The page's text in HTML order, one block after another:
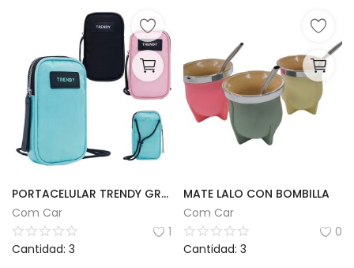
PORTACELULAR TRENDY GRANDE
Com Car
1
Cantidad: 3
MATE LALO CON BOMBILLA
Com Car
0
Cantidad: 3